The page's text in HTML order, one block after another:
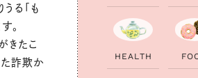
る「も
。
きたこ
た詐欺か
H EALTH FO